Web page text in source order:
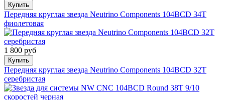
Купить
Передняя круглая звезда Neutrino Components 104BCD 34T
фиолетовая
1 800 руб
Купить
Передняя круглая звезда Neutrino Components 104BCD 32T
серебристая